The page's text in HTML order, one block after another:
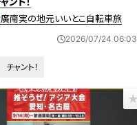
南実の地元いいとこ自転車旅
2026/07/24 06:03
チャント！